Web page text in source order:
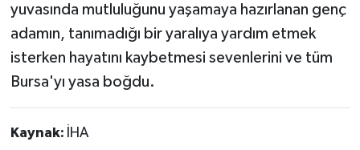
yuvasında mutluluğunu yaşamaya hazırlanan genç
adamın, tanımadığı bir yaralıya yardım etmek
isterken hayatını kaybetmesi sevenlerini ve tüm
Bursa'yı yasa boğdu.
Kaynak: İHA